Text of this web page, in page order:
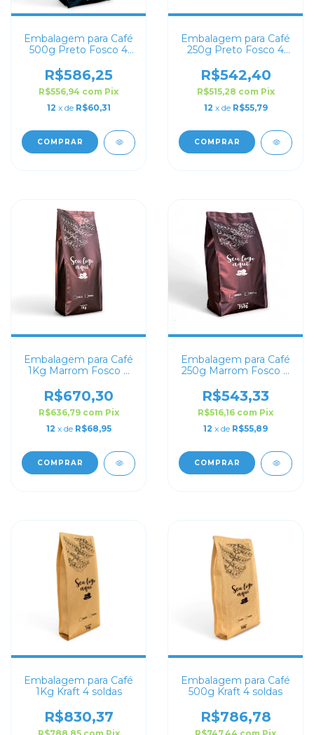
Embalagem para Café
500g Preto Fosco 4
R$586,25
R$556,94 com Pix
12 x de R$60,31
COMPRAR
Embalagem para Café
250g Preto Fosco 4
R$542,40
R$515,28 com Pix
12 x de R$55,79
COMPRAR
Embalagem para Café
1Kg Marrom Fosco 4
R$670,30
R$636,79 com Pix
12 x de R$68,95
COMPRAR
Embalagem para Café
250g Marrom Fosco 4
R$543,33
R$516,16 com Pix
12 x de R$55,89
COMPRAR
Embalagem para Café
1Kg Kraft 4 soldas
R$830,37
Embalagem para Café
500g Kraft 4 soldas
R$786,78